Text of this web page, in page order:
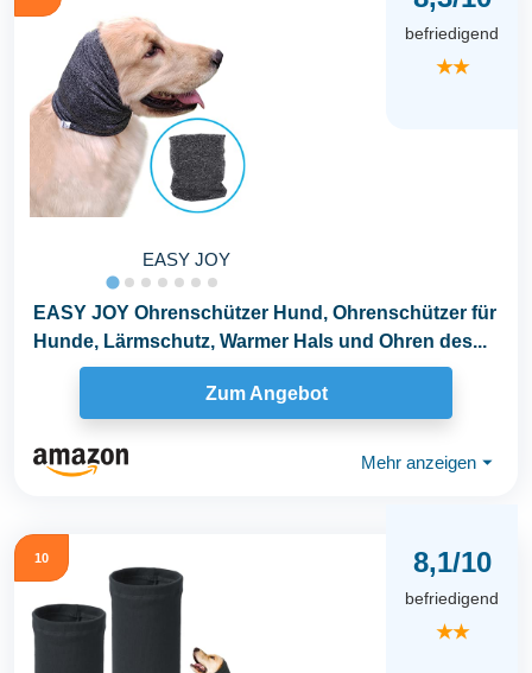
EASY JOY
befriedigend
★★
EASY JOY Ohrenschützer Hund, Ohrenschützer für
Hunde, Lärmschutz, Warmer Hals und Ohren des...
Zum Angebot
Mehr anzeigen ⏷
10 8,1/10
befriedigend
★★